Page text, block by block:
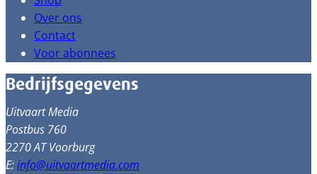
Over ons
Contact
Voor abonnees
Bedrijfsgegevens
Uitvaart Media
Postbus 760
2270 AT Voorburg
E:info@uitvaartmedia.com